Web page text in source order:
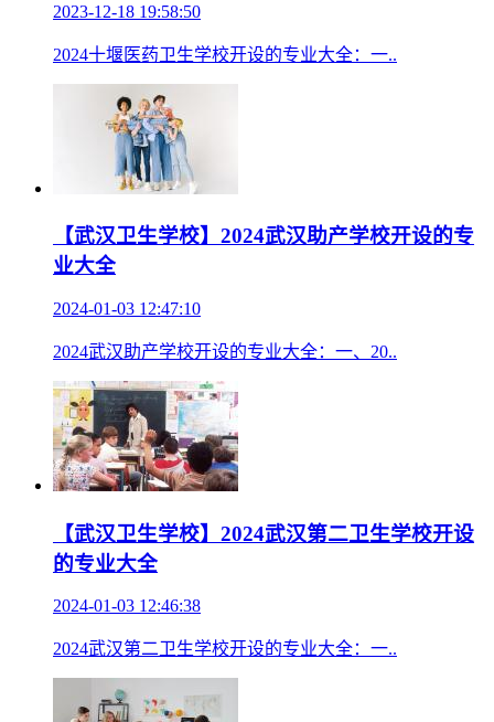
2023-12-18 19:58:50
2024十堰医药卫生学校开设的专业大全：一..
【武汉卫生学校】2024武汉助产学校开设的专
业大全
2024-01-03 12:47:10
2024武汉助产学校开设的专业大全：一、20..
【武汉卫生学校】2024武汉第二卫生学校开设
的专业大全
2024-01-03 12:46:38
2024武汉第二卫生学校开设的专业大全：一..